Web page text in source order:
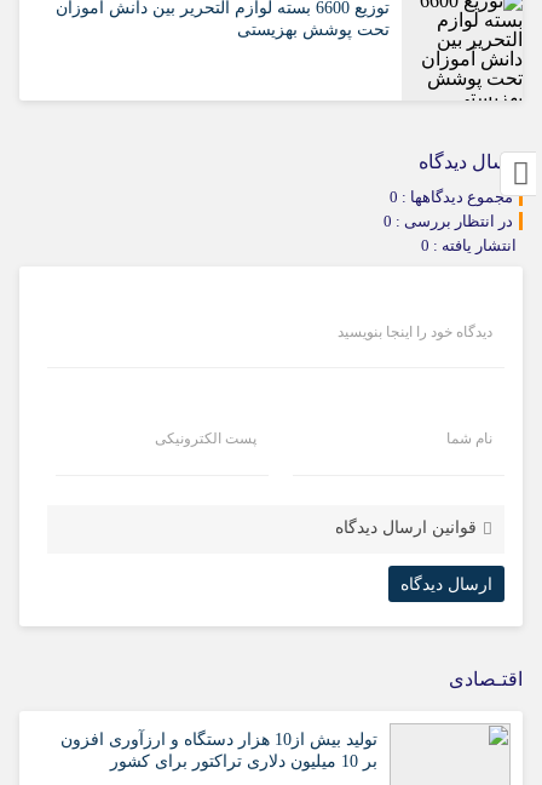
توزیع 6600 بسته لوازم التحریر بین دانش آموزان
تحت پوشش بهزیستی
ارسال دیدگاه
مجموع دیدگاهها : 0
در انتظار بررسی : 0
انتشار یافته : 0
دیدگاه خود را اینجا بنویسید
نام شما پست الکترونیکی
قوانین ارسال دیدگاه
اقتـصادی
تولید بیش از10 هزار دستگاه و ارزآوری افزون
بر 10 میلیون دلاری تراکتور برای کشور